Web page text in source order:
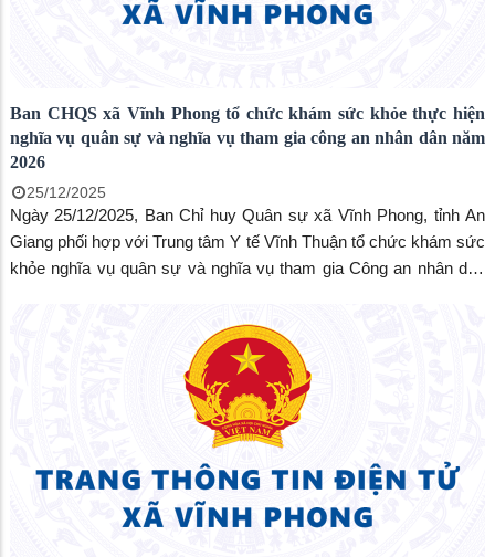
Ban CHQS xã Vĩnh Phong tổ chức khám sức khỏe thực hiện
nghĩa vụ quân sự và nghĩa vụ tham gia công an nhân dân năm
2026
25/12/2025
Ngày 25/12/2025, Ban Chỉ huy Quân sự xã Vĩnh Phong, tỉnh An
Giang phối hợp với Trung tâm Y tế Vĩnh Thuận tổ chức khám sức
khỏe nghĩa vụ quân sự và nghĩa vụ tham gia Công an nhân dân